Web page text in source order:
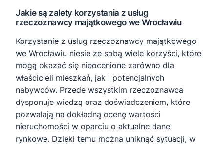
Jakie są zalety korzystania z usług
rzeczoznawcy majątkowego we Wrocławiu
Korzystanie z usług rzeczoznawcy majątkowego
we Wrocławiu niesie ze sobą wiele korzyści, które
mogą okazać się nieocenione zarówno dla
właścicieli mieszkań, jak i potencjalnych
nabywców. Przede wszystkim rzeczoznawca
dysponuje wiedzą oraz doświadczeniem, które
pozwalają na dokładną ocenę wartości
nieruchomości w oparciu o aktualne dane
rynkowe. Dzięki temu można uniknąć sytuacji, w